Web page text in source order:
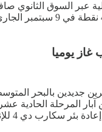
على الديون السيادية